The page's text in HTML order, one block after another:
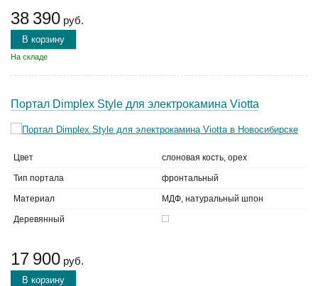
38 390 руб.
В корзину
На складе
Портал Dimplex Style для электрокамина Viotta
Цвет слоновая кость, орех
Тип портала фронтальный
Материал МДФ, натуральный шпон
Деревянный
17 900 руб.
В корзину